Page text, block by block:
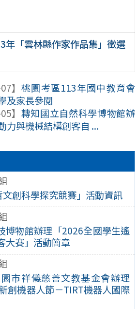
創科學探究競賽」活動資訊
博物館辦理「2026全國學生遙
大賽」活動簡章
市祥儀慈善文教基金會辦理
創機器人節－TIRT機器人國際
年「雲林縣作家作品集」徵選
】 桃園考區113年國中教育會
及家長參閱
】 轉知國立自然科學博物館辦
力與機械結構創客自 ...